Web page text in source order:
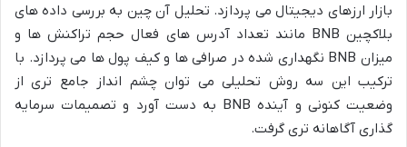
بازار ارزهای دیجیتال می پردازد. تحلیل آن چین به بررسی داده های
بلاکچین BNB مانند تعداد آدرس های فعال حجم تراکنش ها و
میزان BNB نگهداری شده در صرافی ها و کیف پول ها می پردازد. با
ترکیب این سه روش تحلیلی می توان چشم انداز جامع تری از
وضعیت کنونی و آینده BNB به دست آورد و تصمیمات سرمایه
گذاری آگاهانه تری گرفت.